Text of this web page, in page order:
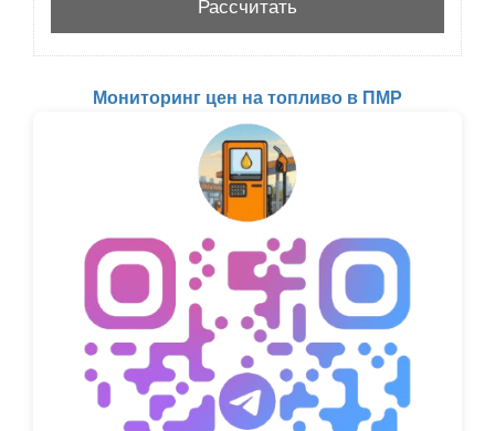
Мониторинг цен на топливо в ПМР